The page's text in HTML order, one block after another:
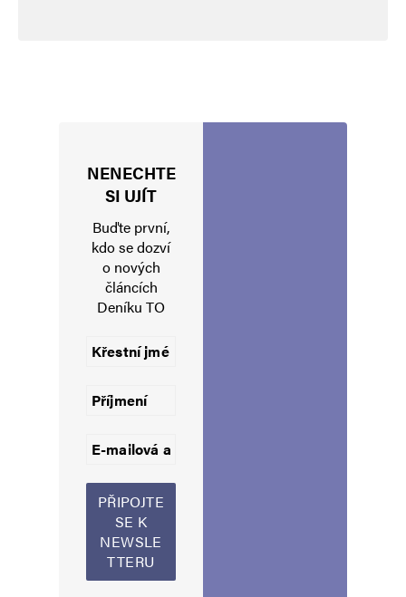
Uložit do prohlížeče jméno, e-mail a webovou stránku pro budoucí
Informujte mě o nových komentářích e-mailem.
Alternative:
NENECHTE
SI UJÍT
Buďte první,
kdo se dozví
o nových
článcích
Deníku TO